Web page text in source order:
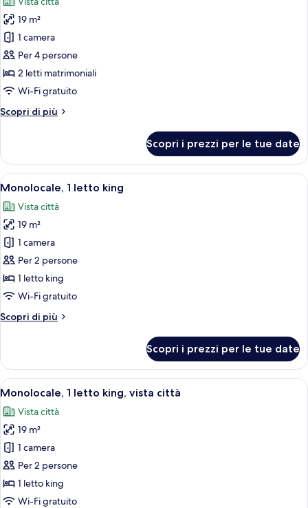
le
foto
per
Monolocale,
2
letti
matrimoniali
19 m²
1 camera
Per 4 persone
2 letti matrimoniali
Wi-Fi gratuito
Scopri di più
Altri
2
letti
matrimoniali
Scopri i prezzi per le tue date
Apri
tutte
le
foto
per
Monolocale,
1
letto
Una camera d'albergo con un letto,
8
Monolocale, 1 letto king
Vista città
19 m²
1 camera
Per 2 persone
1 letto king
Wi-Fi gratuito
Scopri di più
Altri
1
letto
king
Scopri i prezzi per le tue date
Apri
tutte
le
foto
per
Monolocale,
1
letto
Una camera d'albergo con un letto
7
Monolocale, 1 letto king, vista città
Vista città
19 m²
1 camera
Per 2 persone
1 letto king
Wi-Fi gratuito